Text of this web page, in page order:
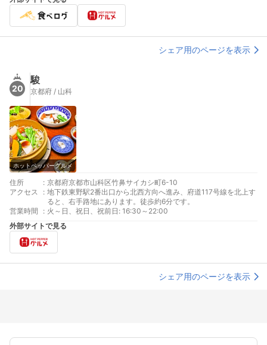
シェア用のページを表示
20
駿
京都府 / 山科
ホットペッパーグルメ
住所 : 京都府京都市山科区竹鼻サイカシ町6-10
アクセス
: 地下鉄東野駅2番出口から北西方向へ進み、府道117号線を北上す
ると、右手路地にあります。徒歩約6分です。
営業時間
: 火～日、祝日、祝前日: 16:30～22:00
外部サイトで見る
シェア用のページを表示